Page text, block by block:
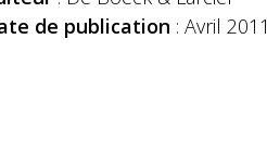
de publication : Avril 2011